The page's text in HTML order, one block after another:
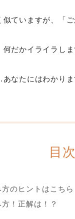
似ていますが、「
だかイライラしま
なたにはわかりま
目次
方のヒントはこちら
方！正解は！？